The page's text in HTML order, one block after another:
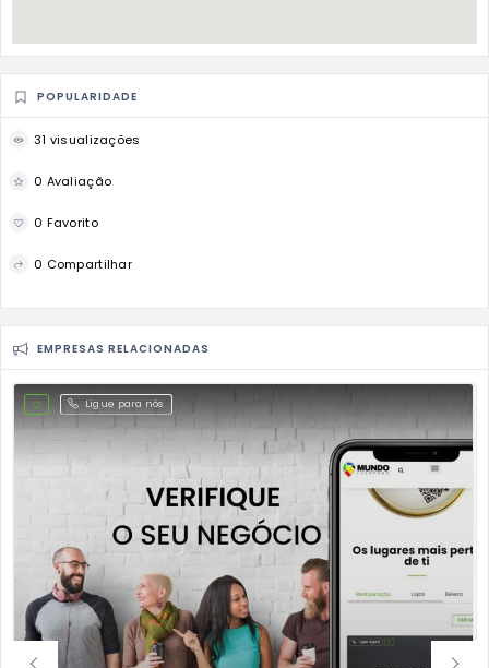
POPULARIDADE
31 visualizações
0 Avaliação
0 Favorito
0 Compartilhar
EMPRESAS RELACIONADAS
Ligue para nós